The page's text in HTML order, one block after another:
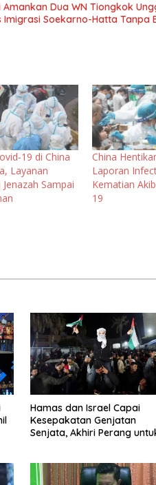
Amankan Dua WN Tiongkok
Imigrasi Soekarno-Hatta Tanpa
19 di China
Layanan
Sampai
China
Laporan
Kematian
19
Hamas dan Israel Capai
Kesepakatan Genjatan
Senjata, Akhiri Perang